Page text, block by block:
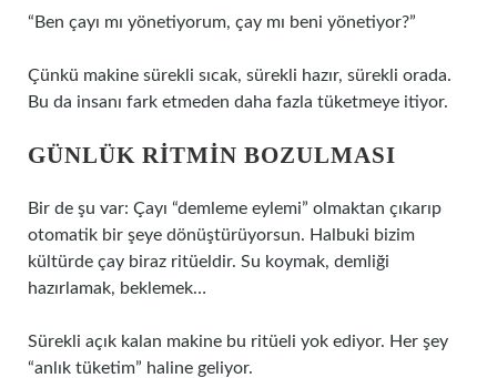
“Ben çayı mı yönetiyorum, çay mı beni yönetiyor?”
Çünkü makine sürekli sıcak, sürekli hazır, sürekli orada.
Bu da insanı fark etmeden daha fazla tüketmeye itiyor.
GÜNLÜK RITMIN BOZULMASI
Bir de şu var: Çayı “demleme eylemi” olmaktan çıkarıp
otomatik bir şeye dönüştürüyorsun. Halbuki bizim
kültürde çay biraz ritüeldir. Su koymak, demliği
hazırlamak, beklemek…
Sürekli açık kalan makine bu ritüeli yok ediyor. Her şey
“anlık tüketim” haline geliyor.